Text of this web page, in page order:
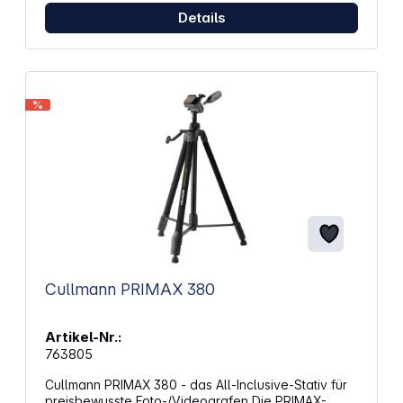
Details
%
Cullmann PRIMAX 380
Artikel-Nr.:
763805
Cullmann PRIMAX 380 - das All-Inclusive-Stativ für